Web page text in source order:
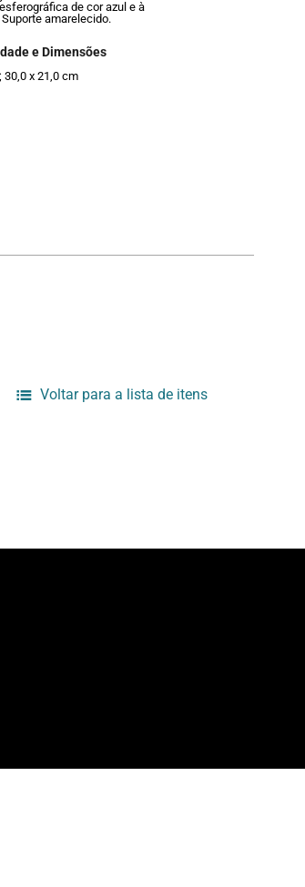
de cor azul e à
amarelecido.
e Dimensões
30,0 x 21,0 cm
Voltar para a lista de itens